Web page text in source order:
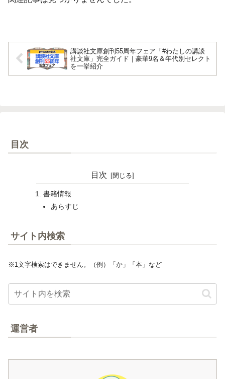
講談社文庫創刊55周年フェア「#わたしの講談
社文庫」完全ガイド｜豪華9名＆年代別セレクト
を一挙紹介
目次
目次
書籍情報
あらすじ
サイト内検索
※1文字検索はできません。（例）「か」「本」など
運営者